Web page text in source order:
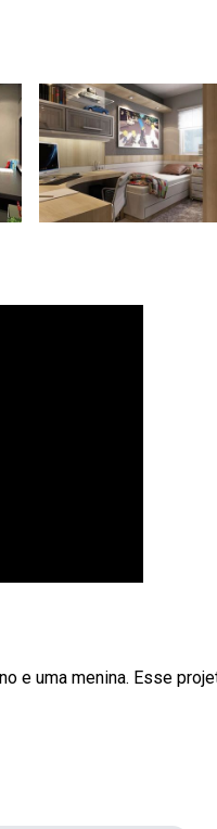
e uma menina. Esse